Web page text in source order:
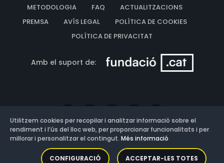
METODOLOGIA FAQ
ACTUALITZACIONS
PREMSA
AVÍS LEGAL
POLÍTICA DE COOKIES
POLÍTICA DE PRIVACITAT
Amb el suport de:
Versió: 3.13.0.202607011342
Utilitzem cookies per recopilar i analitzar informació sobre el
rendiment i l’ús del lloc web, per proporcionar funcionalitats i per
millorar i personalitzar el contingut. Més informació
CONFIGURACIÓ ACCEPTAR-LES TOTES